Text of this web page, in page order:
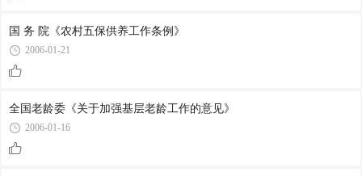
国 务 院《农村五保供养工作条例》
2006-01-21
全国老龄委《关于加强基层老龄工作的意见》
2006-01-16